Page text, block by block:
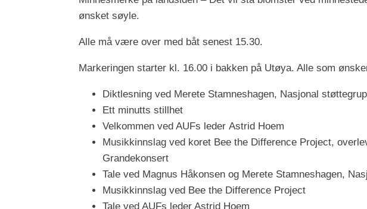
ønsket søyle.
Alle må være over med båt senest 15.30.
Markeringen starter kl. 16.00 i bakken på Utøya. Alle som
Diktlesning ved Merete Stamneshagen, Nasjonal
Ett minutts stillhet
Velkommen ved AUFs leder Astrid Hoem
Musikkinnslag ved koret Bee the Difference Project,
Grandekonsert
Tale ved Magnus Håkonsen og Merete Stamneshagen,
Musikkinnslag ved Bee the Difference Project
Tale ved AUFs leder Astrid Hoem